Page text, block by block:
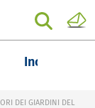
Inchieste
DEI GIARDINI DEL